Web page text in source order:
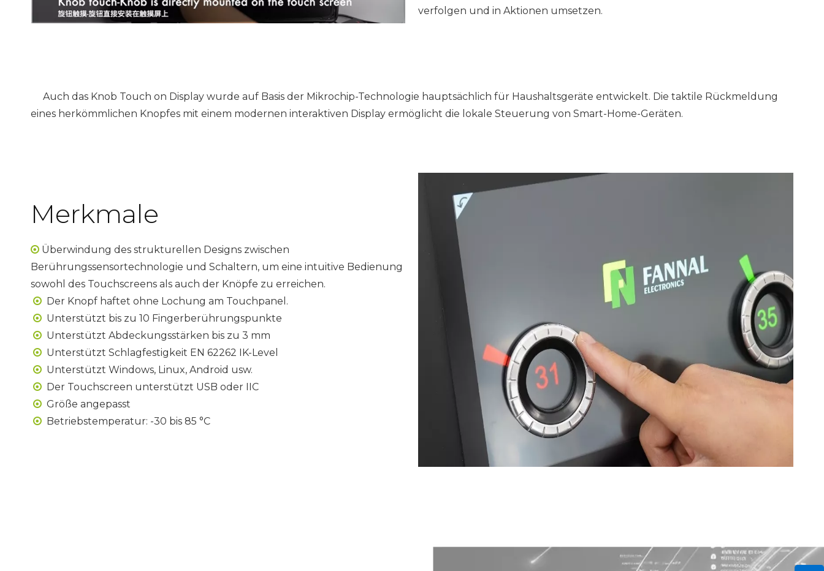
verfolgen und in Aktionen umsetzen.
Auch das Knob Touch on Display wurde auf Basis der Mikrochip-Technologie hauptsächlich für Haushaltsgeräte entwickelt. Die taktile Rückmeldung
eines herkömmlichen Knopfes mit einem modernen interaktiven Display ermöglicht die lokale Steuerung von Smart-Home-Geräten.
Merkmale
 Überwindung des strukturellen Designs zwischen
Berührungssensortechnologie und Schaltern, um eine intuitive Bedienung
sowohl des Touchscreens als auch der Knöpfe zu erreichen.
 Der Knopf haftet ohne Lochung am Touchpanel.
 Unterstützt bis zu 10 Fingerberührungspunkte
 Unterstützt Abdeckungsstärken bis zu 3 mm
 Unterstützt Schlagfestigkeit EN 62262 IK-Level
 Unterstützt Windows, Linux, Android usw.
 Der Touchscreen unterstützt USB oder IIC
 Größe angepasst
 Betriebstemperatur: -30 bis 85 °C